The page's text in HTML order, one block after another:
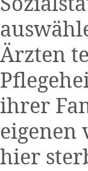
Ärzten
ihrer
eigenen
hier